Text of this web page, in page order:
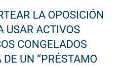
LA OPOSICIÓN
USAR ACTIVOS
CONGELADOS
UN “PRÉSTAMO